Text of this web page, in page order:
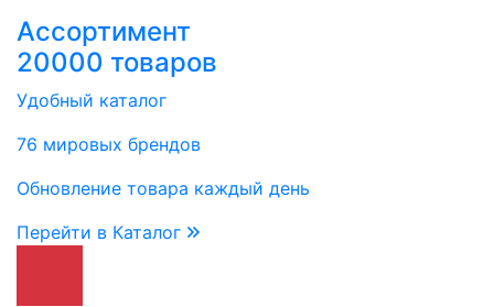
Ассортимент
20000 товаров
Удобный каталог
76 мировых брендов
Обновление товара каждый день
Перейти в Каталог